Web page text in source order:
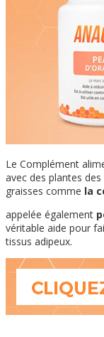
Le Complément
avec des plantes
graisses comme la
appelée également
véritable aide pour
tissus adipeux.